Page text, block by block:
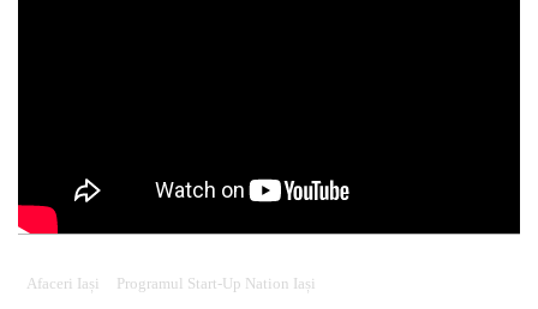
Afaceri Iași Programul Start-Up Nation Iași